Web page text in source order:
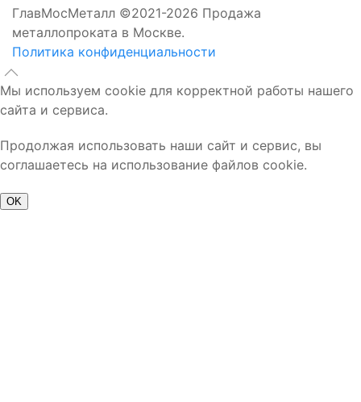
ГлавМосМеталл ©2021-2026 Продажа
металлопроката в Москве.
Политика конфиденциальности
Мы используем cookie для корректной работы нашего
сайта и сервиса.
Продолжая использовать наши сайт и сервис, вы
соглашаетесь на использование файлов cookie.
OK